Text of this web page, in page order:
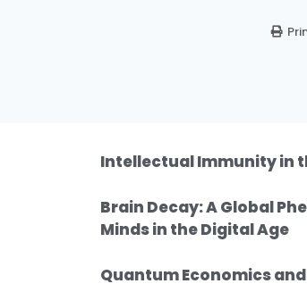
Intellectual Immunity in
Brain Decay: A Global
Minds in the Digital Age
Quantum Economics